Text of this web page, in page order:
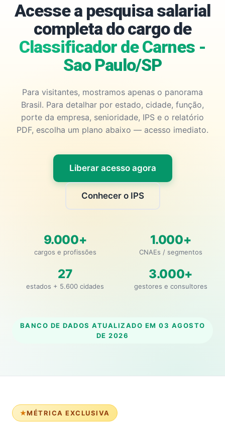
Acesse a pesquisa salarial
completa do cargo de
Classificador de Carnes -
Sao Paulo/SP
Para visitantes, mostramos apenas o panorama
Brasil. Para detalhar por estado, cidade, função,
porte da empresa, senioridade, IPS e o relatório
PDF, escolha um plano abaixo — acesso imediato.
Liberar acesso agora
Conhecer o IPS
9.000+
cargos e profissões
1.000+
CNAEs / segmentos
27
estados + 5.600 cidades
3.000+
gestores e consultores
BANCO DE DADOS ATUALIZADO EM 03 AGOSTO
DE 2026
MÉTRICA EXCLUSIVA